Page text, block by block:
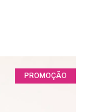
PROMOÇÃO